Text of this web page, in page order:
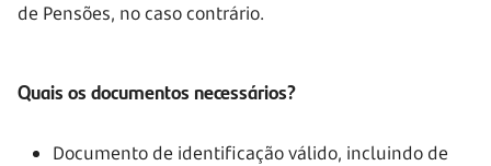
de Pensões, no caso contrário.
Quais os documentos necessários?
Documento de identificação válido, incluindo de